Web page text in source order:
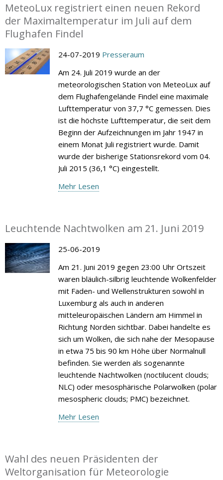
MeteoLux registriert einen neuen Rekord
der Maximaltemperatur im Juli auf dem
Flughafen Findel
24-07-2019 Presseraum
Am 24. Juli 2019 wurde an der
meteorologischen Station von MeteoLux auf
dem Flughafengelände Findel eine maximale
Lufttemperatur von 37,7 °C gemessen. Dies
ist die höchste Lufttemperatur, die seit dem
Beginn der Aufzeichnungen im Jahr 1947 in
einem Monat Juli registriert wurde. Damit
wurde der bisherige Stationsrekord vom 04.
Juli 2015 (36,1 °C) eingestellt.
Mehr Lesen
Leuchtende Nachtwolken am 21. Juni 2019
25-06-2019
Am 21. Juni 2019 gegen 23:00 Uhr Ortszeit
waren bläulich-silbrig leuchtende Wolkenfelder
mit Faden- und Wellenstrukturen sowohl in
Luxemburg als auch in anderen
mitteleuropäischen Ländern am Himmel in
Richtung Norden sichtbar. Dabei handelte es
sich um Wolken, die sich nahe der Mesopause
in etwa 75 bis 90 km Höhe über Normalnull
befinden. Sie werden als sogenannte
leuchtende Nachtwolken (noctilucent clouds;
NLC) oder mesosphärische Polarwolken (polar
mesospheric clouds; PMC) bezeichnet.
Mehr Lesen
Wahl des neuen Präsidenten der
Weltorganisation für Meteorologie